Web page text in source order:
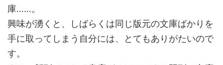
庫……。
興味が湧くと、しばらくは同じ版元の文庫ばかりを
手に取ってしまう自分には、とてもありがたいので
す。